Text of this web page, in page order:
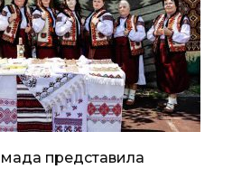
представила